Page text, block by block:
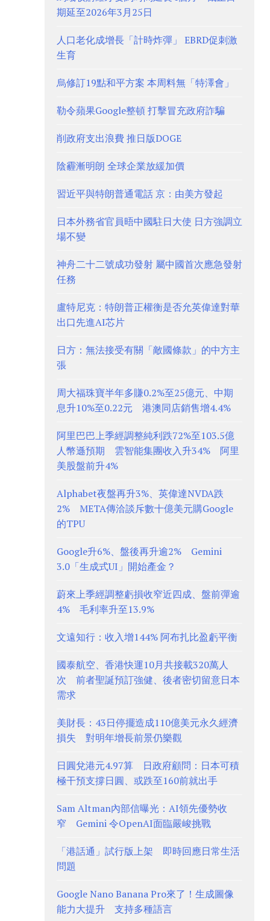
期延至2026年3月25日
人口老化成增長「計時炸彈」 EBRD促刺激
生育
烏修訂19點和平方案 本周料無「特澤會」
勒令蘋果Google整頓 打擊冒充政府詐騙
削政府支出浪費 推日版DOGE
陰霾漸明朗 全球企業放緩加價
習近平與特朗普通電話 京：由美方發起
日本外務省官員晤中國駐日大使 日方強調立
場不變
神舟二十二號成功發射 屬中國首次應急發射
任務
盧特尼克：特朗普正權衡是否允英偉達對華
出口先進AI芯片
日方：無法接受有關「敵國條款」的中方主
張
周大福珠寶半年多賺0.2%至25億元、中期
息升10%至0.22元 港澳同店銷售增4.4%
阿里巴巴上季經調整純利跌72%至103.5億
人幣遜預期 雲智能集團收入升34% 阿里
美股盤前升4%
Alphabet夜盤再升3%、英偉達NVDA跌
2% META傳洽談斥數十億美元購Google
的TPU
Google升6%、盤後再升逾2% Gemini
3.0「生成式UI」開始產金？
蔚來上季經調整虧損收窄近四成、盤前彈逾
4% 毛利率升至13.9%
文遠知行：收入增144% 阿布扎比盈虧平衡
國泰航空、香港快運10月共接載320萬人
次 前者聖誕預訂強健、後者密切留意日本
需求
美財長：43日停擺造成110億美元永久經濟
損失 對明年增長前景仍樂觀
日圓兌港元4.97算 日政府顧問：日本可積
極干預支撐日圓、或跌至160前就出手
Sam Altman內部信曝光：AI領先優勢收
窄 Gemini 令OpenAI面臨嚴峻挑戰
「港話通」試行版上架 即時回應日常生活
問題
Google Nano Banana Pro來了！生成圖像
能力大提升 支持多種語言